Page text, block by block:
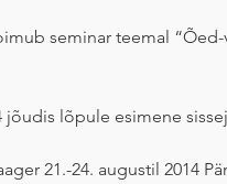
seminar teemal
jõudis lõpule esimene
21.-24. augustil 2014